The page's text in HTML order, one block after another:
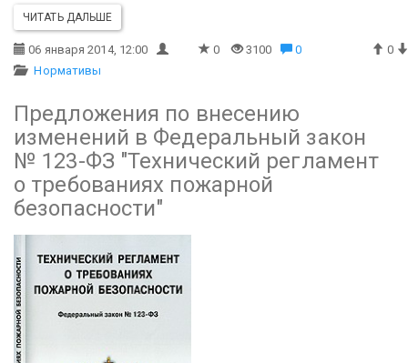
ЧИТАТЬ ДАЛЬШЕ
06 января 2014, 12:00 0 3100 0
0
Нормативы
Предложения по внесению
изменений в Федеральный закон
№ 123-ФЗ "Технический регламент
о требованиях пожарной
безопасности"